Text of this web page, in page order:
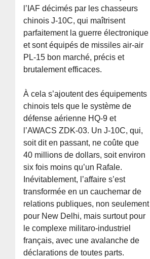
l’IAF décimés par les chasseurs
chinois J-10C, qui maîtrisent
parfaitement la guerre électronique
et sont équipés de missiles air-air
PL-15 bon marché, précis et
brutalement efficaces.
À cela s’ajoutent des équipements
chinois tels que le système de
défense aérienne HQ-9 et
l’AWACS ZDK-03. Un J-10C, qui,
soit dit en passant, ne coûte que
40 millions de dollars, soit environ
six fois moins qu’un Rafale.
Inévitablement, l’affaire s’est
transformée en un cauchemar de
relations publiques, non seulement
pour New Delhi, mais surtout pour
le complexe militaro-industriel
français, avec une avalanche de
déclarations de toutes parts.